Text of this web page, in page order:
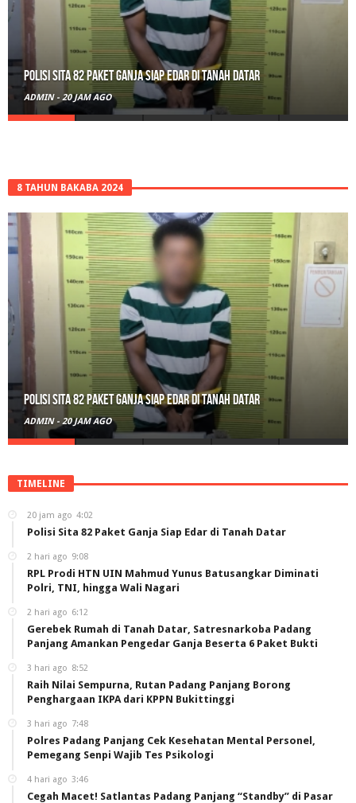
Polisi Sita 82 Paket Ganja Siap Edar di Tanah Datar
ADMIN - 20 JAM AGO
8 TAHUN BAKABA 2024
Polisi Sita 82 Paket Ganja Siap Edar di Tanah Datar
ADMIN - 20 JAM AGO
TIMELINE
20 jam ago 4:02
Polisi Sita 82 Paket Ganja Siap Edar di Tanah Datar
2 hari ago 9:08
RPL Prodi HTN UIN Mahmud Yunus Batusangkar Diminati
Polri, TNI, hingga Wali Nagari
2 hari ago 6:12
Gerebek Rumah di Tanah Datar, Satresnarkoba Padang
Panjang Amankan Pengedar Ganja Beserta 6 Paket Bukti
3 hari ago 8:52
Raih Nilai Sempurna, Rutan Padang Panjang Borong
Penghargaan IKPA dari KPPN Bukittinggi
3 hari ago 7:48
Polres Padang Panjang Cek Kesehatan Mental Personel,
Pemegang Senpi Wajib Tes Psikologi
4 hari ago 3:46
Cegah Macet! Satlantas Padang Panjang “Standby” di Pasar